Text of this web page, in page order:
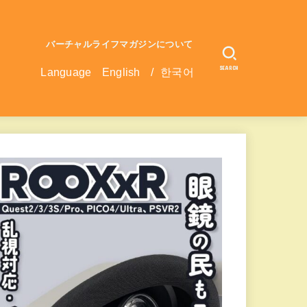
バーチャルライフマガジンについて
Language English / 한국어 SEARCH